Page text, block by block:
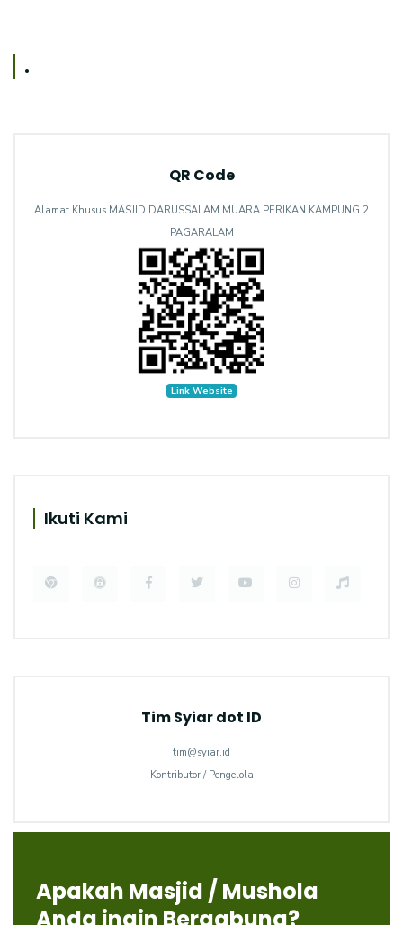
.
QR Code
Alamat Khusus MASJID DARUSSALAM MUARA PERIKAN KAMPUNG 2
PAGARALAM
Link Website
Ikuti Kami
Tim Syiar dot ID
tim@syiar.id
Kontributor / Pengelola
Apakah Masjid / Mushola